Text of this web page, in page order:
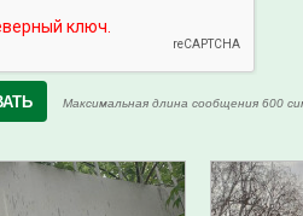
Максимальная длина сообщения 600